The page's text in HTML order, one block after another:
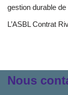
gestion durable de
L’ASBL Contrat
Nous